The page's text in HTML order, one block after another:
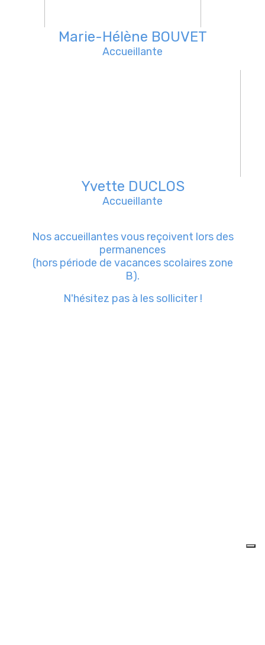
Marie-Hélène BOUVET
Accueillante
Yvette DUCLOS
Accueillante
Nos accueillantes vous reçoivent lors des
permanences
(hors période de vacances scolaires zone
B).
N'hésitez pas à les solliciter !